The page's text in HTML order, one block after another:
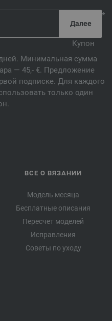
*
Купон
Минимальная сумма
— 45,- €. Предложение
подписке. Для каждого
только один
ВСЕ О ВЯЗАНИИ
Модель месяца
Бесплатные описания
Пересчет моделей
Исправления
Советы по уходу